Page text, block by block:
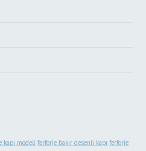
kapı modeli ferforje bakır desenli kapı ferforje